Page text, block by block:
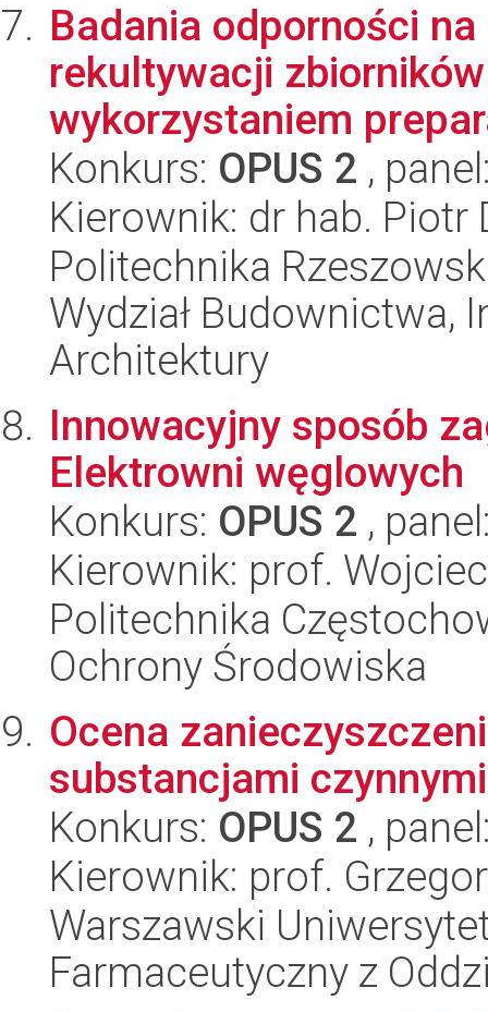
Badania odporności
rekultywacji
wykorzystaniem
Konkurs: OPUS 2 ,
Kierownik: dr hab. Piotr
Politechnika
Wydział Budownictwa,
Architektury
Innowacyjny sposób
Elektrowni węglowych
Konkurs: OPUS 2 ,
Kierownik: prof.
Politechnika
Ochrony Środowiska
Ocena
substancjami
Konkurs: OPUS 2 ,
Kierownik: prof.
Warszawski
Farmaceutyczny z